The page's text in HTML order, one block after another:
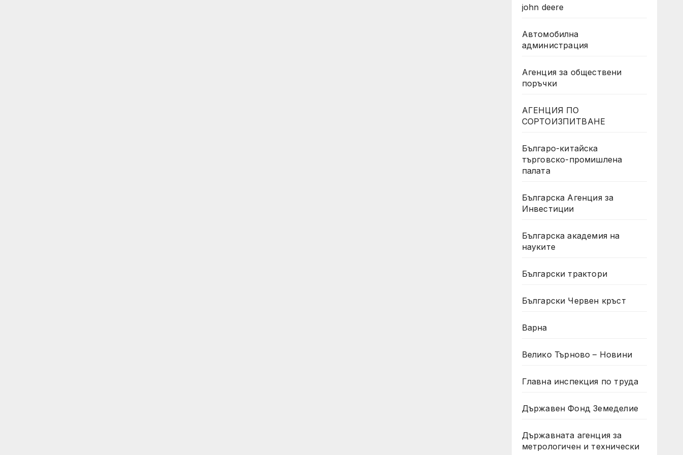
john deere
Автомобилна
администрация
Агенция за обществени
поръчки
АГЕНЦИЯ ПО
СОРТОИЗПИТВАНЕ
Българо-китайска
търговско-промишлена
палата
Българска Агенция за
Инвестиции
Българска академия на
науките
Български трактори
Български Червен кръст
Варна
Велико Търново – Новини
Главна инспекция по труда
Държавен Фонд Земеделие
Държавната агенция за
метрологичен и технически